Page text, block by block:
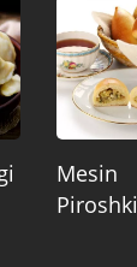
Mesin
Piroshki